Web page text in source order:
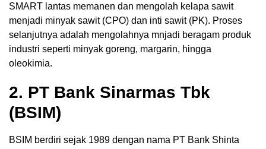
SMART lantas memanen dan mengolah kelapa sawit
menjadi minyak sawit (CPO) dan inti sawit (PK). Proses
selanjutnya adalah mengolahnya mnjadi beragam produk
industri seperti minyak goreng, margarin, hingga
oleokimia.
2. PT Bank Sinarmas Tbk
(BSIM)
BSIM berdiri sejak 1989 dengan nama PT Bank Shinta